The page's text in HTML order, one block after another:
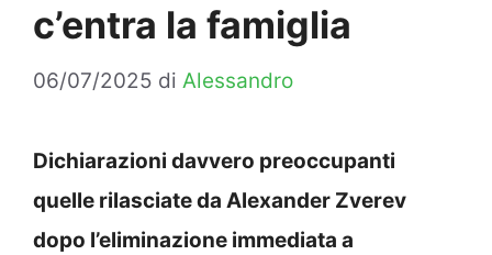
c’entra la famiglia
06/07/2025 di Alessandro
Dichiarazioni davvero preoccupanti
quelle rilasciate da Alexander Zverev
dopo l’eliminazione immediata a